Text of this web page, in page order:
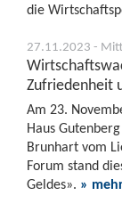
die
27.11.2023 -
Zufriedenheit
Am 23.
Haus
Brunhart vom
Forum stand
Geldes». »